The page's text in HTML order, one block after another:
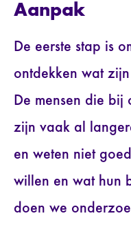
Aanpak
De eerste stap is
ontdekken wat
De mensen die bij
zijn vaak al
en weten niet
willen en wat hun
doen we